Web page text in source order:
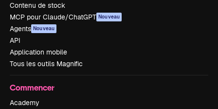
Contenu de stock
MCP pour Claude/ChatGPT Nouveau
Agents Nouveau
API
Application mobile
Tous les outils Magnific
Commencer
Academy